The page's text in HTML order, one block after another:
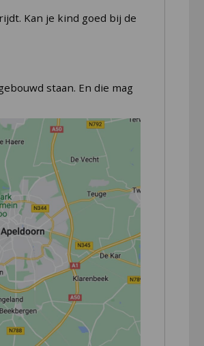
Kan je kind goed bij de
staan. En die mag